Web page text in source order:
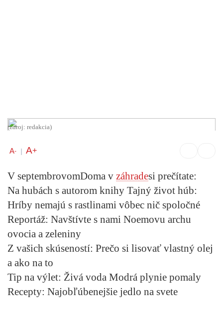
(zdroj: redakcia)
A- | A+
V septembrovomDoma v záhradesi prečítate:
Na hubách s autorom knihy Tajný život húb:
Hríby nemajú s rastlinami vôbec nič spoločné
Reportáž: Navštívte s nami Noemovu archu
ovocia a zeleniny
Z vašich skúseností: Prečo si lisovať vlastný olej
a ako na to
Tip na výlet: Živá voda Modrá plynie pomaly
Recepty: Najobľúbenejšie jedlo na svete